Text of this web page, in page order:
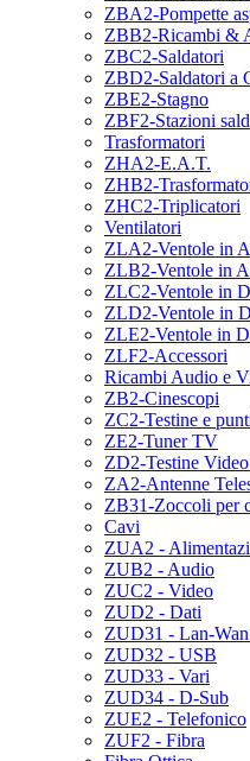
ZBA2-Pompette
ZBB2-Ricambi &
ZBC2-Saldatori
ZBD2-Saldatori a
ZBE2-Stagno
ZBF2-Stazioni
Trasformatori
ZHA2-E.A.T.
ZHB2-
ZHC2-Triplicatori
Ventilatori
ZLA2-Ventole in
ZLB2-Ventole in
ZLC2-Ventole in
ZLD2-Ventole in
ZLE2-Ventole in
ZLF2-Accessori
Ricambi Audio e
ZB2-Cinescopi
ZC2-Testine e
ZE2-Tuner TV
ZD2-Testine
ZA2-Antenne
ZB31-Zoccoli per
Cavi
ZUA2 -
ZUB2 - Audio
ZUC2 - Video
ZUD2 - Dati
ZUD31 - Lan-
ZUD32 - USB
ZUD33 - Vari
ZUD34 - D-Sub
ZUE2 - Telefonico
ZUF2 - Fibra